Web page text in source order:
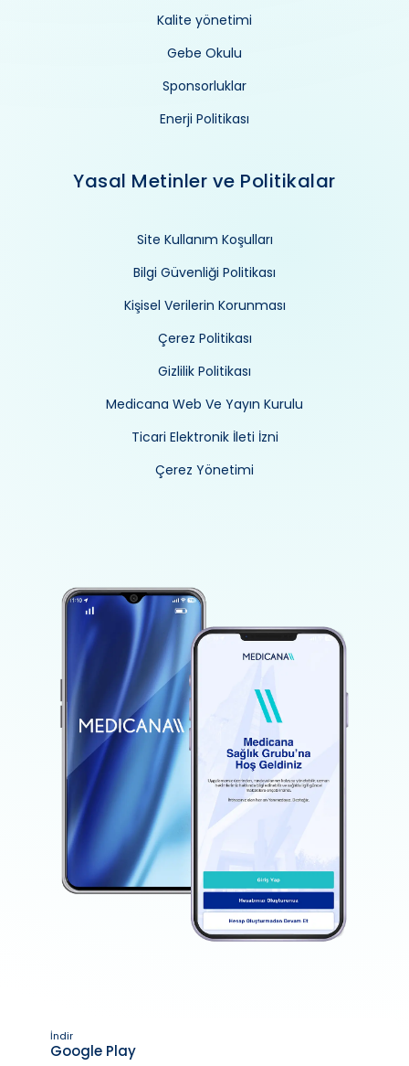
Kalite yönetimi
Gebe Okulu
Sponsorluklar
Enerji Politikası
Yasal Metinler ve Politikalar
Site Kullanım Koşulları
Bilgi Güvenliği Politikası
Kişisel Verilerin Korunması
Çerez Politikası
Gizlilik Politikası
Medicana Web Ve Yayın Kurulu
Ticari Elektronik İleti İzni
Çerez Yönetimi
İndir
Google Play